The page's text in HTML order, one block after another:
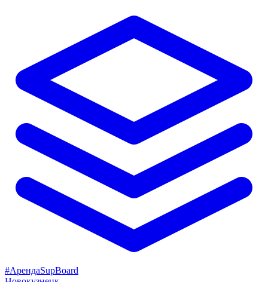
#АрендаSupBoard